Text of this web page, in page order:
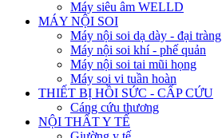
Máy siêu âm WELLD
MÁY NỘI SOI
Máy nội soi dạ dày - đại tràng
Máy nội soi khí - phế quản
Máy nội soi tai mũi họng
Máy soi vi tuần hoàn
THIẾT BỊ HỒI SỨC - CẤP CỨU
Cáng cứu thương
NỘI THẤT Y TẾ